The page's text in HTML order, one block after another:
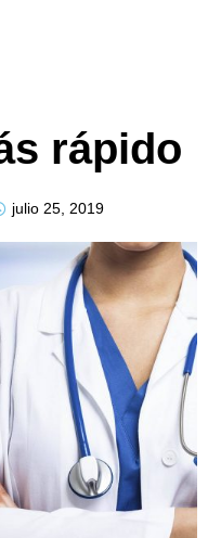
rápido
julio 25, 2019